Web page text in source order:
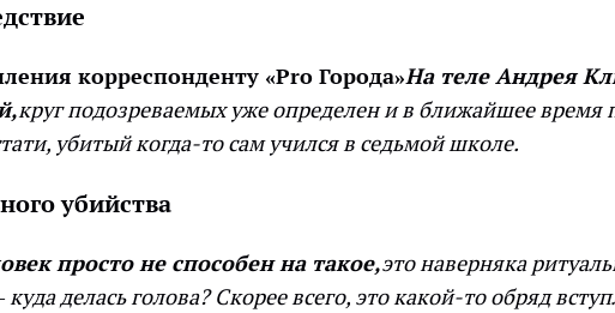
корреспонденту «Pro Города»На теле Андрея
круг подозреваемых уже определен и в ближайшее время
убитый когда-то сам учился в седьмой школе.
убийства
просто не способен на такое,это наверняка
делась голова? Скорее всего, это какой-то обряд